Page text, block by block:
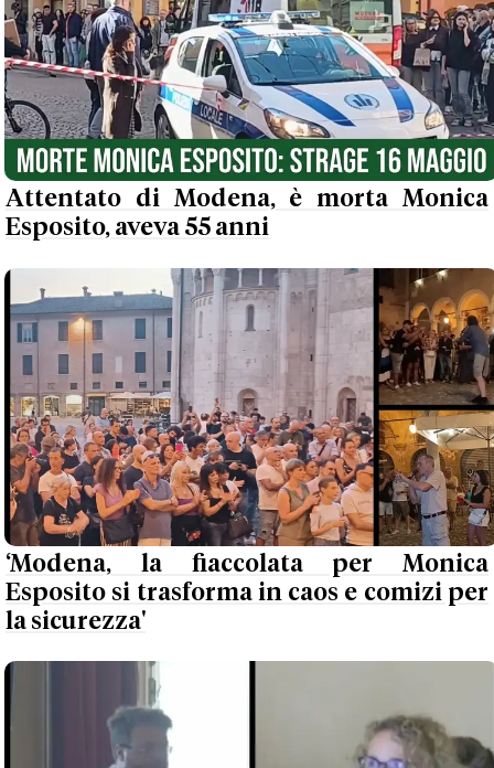
Attentato di Modena, è morta Monica
Esposito, aveva 55 anni
‘Modena, la fiaccolata per Monica
Esposito si trasforma in caos e comizi per
la sicurezza'